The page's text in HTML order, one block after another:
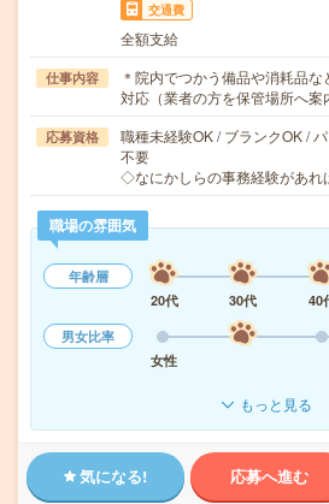
交通費
全額支給
仕事内容
＊院内でつかう備品や消耗品
対応（業者の方を保管場所へ
応募資格
職種未経験OK / ブランクOK /
不要
◇なにかしらの事務経験があれ
職場の雰囲気
年齢層
20代
30代 40
男女比率
女性
もっと見る
気になる! 応募へ進む